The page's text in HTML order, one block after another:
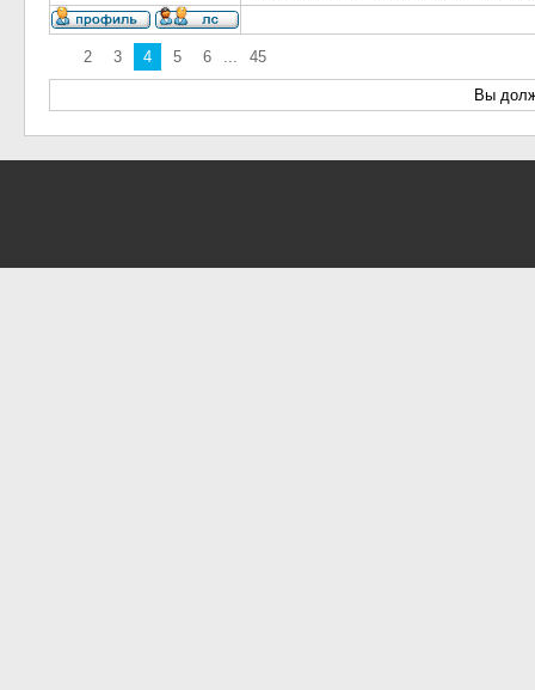
2 3 4 5 6 ... 45
Вы